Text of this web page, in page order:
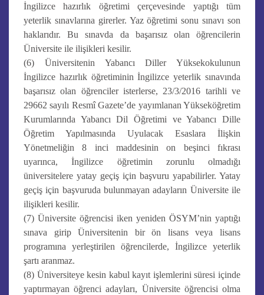
İngilizce hazırlık öğretimi çerçevesinde yaptığı tüm
yeterlik sınavlarına girerler. Yaz öğretimi sonu sınavı son
haklarıdır. Bu sınavda da başarısız olan öğrencilerin
Üniversite ile ilişikleri kesilir.
(6) Üniversitenin Yabancı Diller Yüksekokulunun
İngilizce hazırlık öğretiminin İngilizce yeterlik sınavında
başarısız olan öğrenciler isterlerse, 23/3/2016 tarihli ve
29662 sayılı Resmî Gazete’de yayımlanan Yükseköğretim
Kurumlarında Yabancı Dil Öğretimi ve Yabancı Dille
Öğretim Yapılmasında Uyulacak Esaslara İlişkin
Yönetmeliğin 8 inci maddesinin on beşinci fıkrası
uyarınca, İngilizce öğretimin zorunlu olmadığı
üniversitelere yatay geçiş için başvuru yapabilirler. Yatay
geçiş için başvuruda bulunmayan adayların Üniversite ile
ilişikleri kesilir.
(7) Üniversite öğrencisi iken yeniden ÖSYM’nin yaptığı
sınava girip Üniversitenin bir ön lisans veya lisans
programına yerleştirilen öğrencilerde, İngilizce yeterlik
şartı aranmaz.
(8) Üniversiteye kesin kabul kayıt işlemlerini süresi içinde
yaptırmayan öğrenci adayları, Üniversite öğrencisi olma